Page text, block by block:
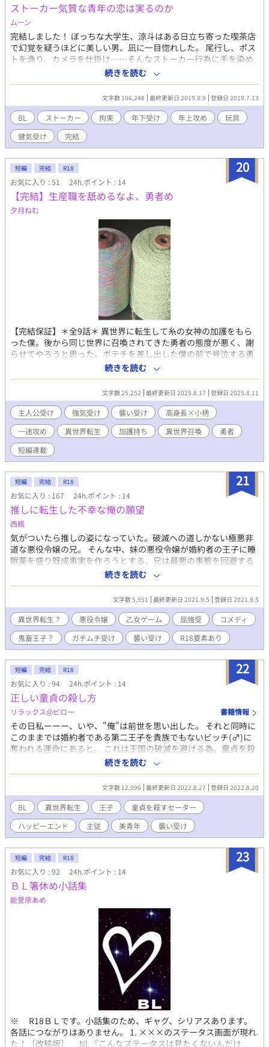
ストーカー気質な青年の恋は実るのか
ムーン
完結しました！ ぼっちな大学生、涼斗はある日立ち寄った喫茶店
で幻覚を疑うほどに美しい男、凪に一目惚れした。 尾行し、ポス
トを漁り、カメラを仕掛け……そんなストーカー行為に手を染め
つつも涼斗は「彼を見守るためだ」と罪悪感から目を逸らす。 一
方的な恋慕と劣情を隠し、涼斗は凪の隣に越して隣人として友情
を育む。向けられる微笑みや優しい声に心を弾ませつつも、子供
扱いされていることに不満を溜め込む。凪の前では良き隣人を演
じ、部屋に帰れば凪の名を呼びながら玩具での自慰に耽る。 そん
な日々を過ごし、凪の弟と凪の日記をきっかけに、涼斗の恋心は
暴走を始める。そしてそれに呼応するかのように凪の異常性も明
らかになっていく。 この恋は実るのだろうか。 ── ──── ※
序盤のR18要素はほぼ自慰行為になります。 ※『』は妄想、カメ
ラ越し、録音、等のセリフになります。 ※別投稿の作品と世界
観、キャラはリンクしておりますが、ストーリー上の関わりはほ
ぼありません。 ※複数の犯罪描写がありますが、推奨、肯定の意
図はありません。 ※この作品はムーンライトノベルズ様にも掲載
しています。 ※初回のみ襲い受け 約十万文字
続きを読む
文字数 106,248 最終更新日 2019.8.9 登録日 2019.7.13
BL ストーカー 拘束 年下受け 年上攻め
玩具
健気受け
完結
20
短編 完結 R18
お気に入り : 51 24h.ポイント : 14
【完結】生産職を舐めるなよ、勇者め
夕月ねむ
【完結保証】＊全9話＊ 異世界に転生して糸の女神の加護をもら
った僕。後から同じ世界に召喚されてきた勇者の態度が悪く、謝
らせてやろうと思った。ポテチを差し出した僕の前で号泣する勇
者。なんだ、可愛いじゃないか。こいつ、いつか食ってやっても
いいだろ？ いいよな？ 高身長召喚勇者（わんこ）×小柄な加護
持ち転生者（強気） 襲い受け、攻め喘ぎ、溺愛。R18描写がある
回はタイトルに*を付けてあります。 （他のサイトにも投稿）
続きを読む
文字数 25,252 最終更新日 2025.8.17 登録日 2025.8.11
主人公受け 強気受け 襲い受け
高身長×小柄
一途攻め
異世界転生 加護持ち 異世界召喚
勇者
短編連載
21
短編 完結 R18
お気に入り : 167 24h.ポイント : 14
推しに転生した不幸な俺の願望
西楓
気がついたら推しの姿になっていた。破滅への道しかない極悪非
道な悪役令嬢の兄。 そんな中、妹の悪役令嬢が婚約者の王子に睡
眠薬を盛り既成事実を作ろうとする。兄は最悪の事態を回避する
ことができるのか？気持ちコメディのつもりです。 後半睡姦のば
っちりRシーンがありますのでご注意ください。ガチムチの襲い受
け（中身は平凡男子高校生）です。 Rシーンには※をつけていま
す。
続きを読む
文字数 5,951 最終更新日 2021.9.5 登録日 2021.9.5
異世界転生？ 悪役令嬢 乙女ゲーム 屈強受
コメディ
鬼畜王子？
ガチムチ受け 襲い受け R18要素あり
22
短編 完結 R18
お気に入り : 94 24h.ポイント : 14
正しい童貞の殺し方
リラックス@ピロー 書籍情報
その日私ーーー、いや、"俺"は前世を思い出した。 それと同時に
このままでは婚約者である第二王子を貴族でもないビッチ(♂)に
奪われる運命にあると。 これは王国の破滅を避ける為、童貞を殺
すセーターを身に纏い婚約者であるジェフリー殿下の童貞を奪う
リオンの壮大な物語である。
続きを読む
文字数 12,096 最終更新日 2022.8.27 登録日 2022.8.20
BL 異世界転生 王子
童貞を殺すセーター
ハッピーエンド
主従 美青年 襲い受け
23
短編 完結 R18
お気に入り : 92 24h.ポイント : 14
ＢＬ箸休め小話集
能登原あめ
※ R18ＢＬです。小話集のため、ギャグ、シリアスあります。
各話につながりはありません。 1. ×××のステータス画面が現れ
た！［改稿版］ NL『こんなステータスは見たくないんだけ